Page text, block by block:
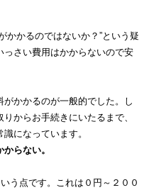
かかるのではないか？”という疑
さい費用はかからないので安
かかるのが一般的でした。し
からお手続きにいたるまで、
になっています。
らない。
う点です。これは０円～２００